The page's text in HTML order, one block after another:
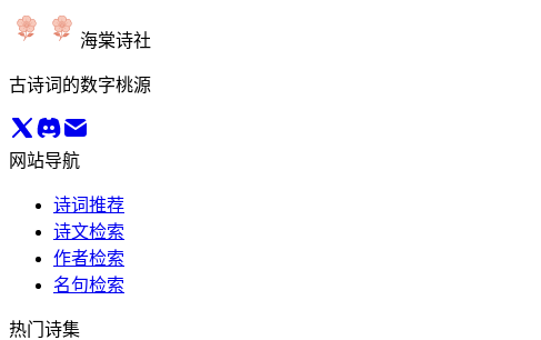
海棠诗社
古诗词的数字桃源
网站导航
诗词推荐
诗文检索
作者检索
名句检索
热门诗集